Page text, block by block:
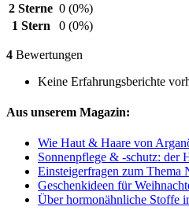
2 Sterne 0 (0%)
1 Stern
0 (0%)
4 Bewertungen
Keine Erfahrungsberichte
Aus unserem Magazin:
Wie Haut & Haare von
Sonnenpflege & -schutz: der
Einsteigerfragen zum Thema
Geschenkideen für
Über hormonähnliche Stoffe